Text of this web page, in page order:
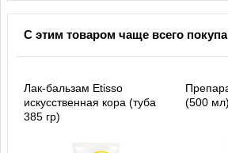
С этим товаром чаще всего
Лак-бальзам Etisso
искусственная кора (туба
385 гр)
(500 мл)